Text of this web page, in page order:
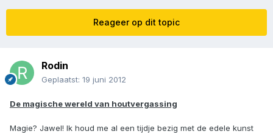
Reageer op dit topic
Rodin
Geplaatst: 19 juni 2012
De magische wereld van houtvergassing
Magie? Jawel! Ik houd me al een tijdje bezig met de edele kunst